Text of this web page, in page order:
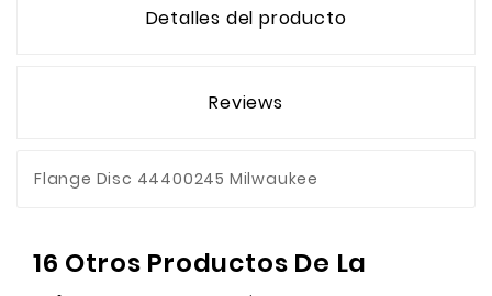
Detalles del producto
Reviews
Flange Disc 44400245 Milwaukee
16 Otros Productos De La